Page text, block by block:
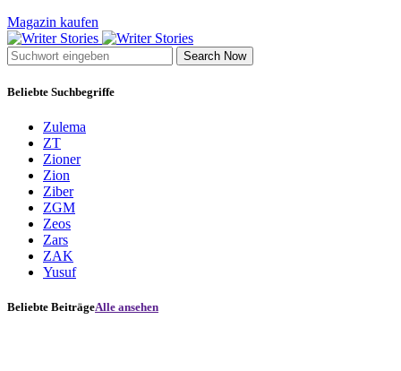
Magazin kaufen
Search Now
Beliebte Suchbegriffe
Zulema
ZT
Zioner
Zion
Ziber
ZGM
Zeos
Zars
ZAK
Yusuf
Beliebte BeiträgeAlle ansehen